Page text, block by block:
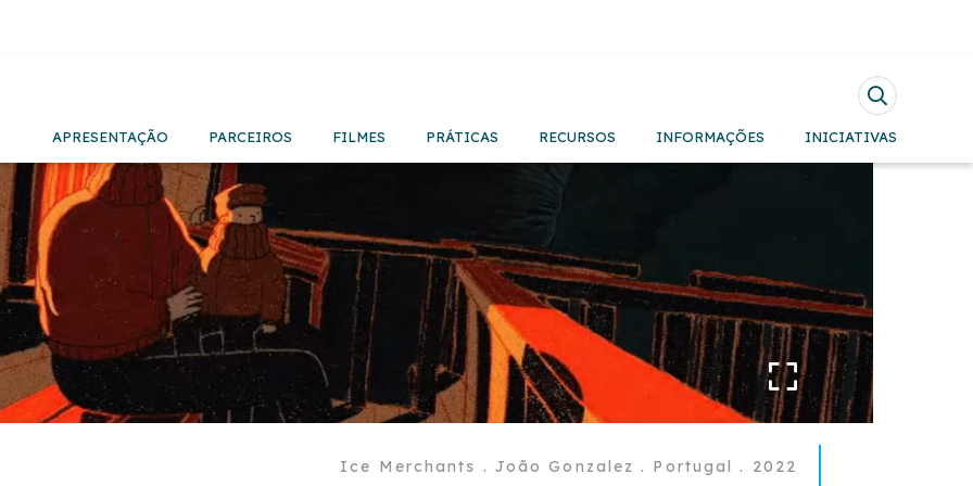
APRESENTAÇÃO PARCEIROS FILMES PRÁTICAS RECURSOS INFORMAÇÕES INICIATIVAS
Ice Merchants . João Gonzalez . Portugal . 2022